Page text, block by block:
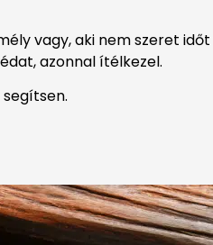
vagy, aki nem szeret
azonnal ítélkezel.